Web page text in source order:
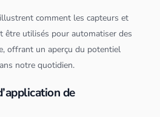
comment les capteurs et
être utilisés pour automatiser des
offrant un aperçu du potentiel
notre quotidien.
de